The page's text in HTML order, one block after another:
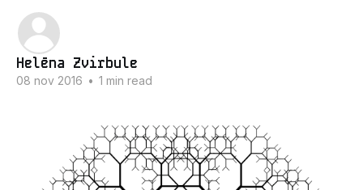
Helēna Zvirbule
08 nov 2016 • 1 min read